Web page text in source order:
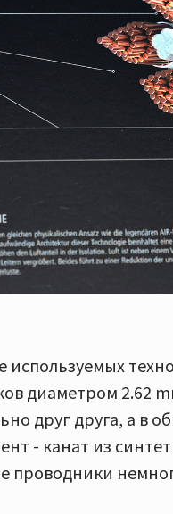
диаметром 2.62
друг друга, а в
- канат из
проводники